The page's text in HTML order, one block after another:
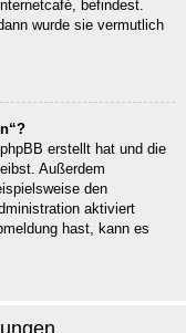
befindest.
wurde sie vermutlich
erstellt hat und die
Außerdem
den
aktiviert
hast, kann es